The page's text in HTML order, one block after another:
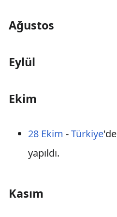
Ağustos
Eylül
Ekim
28 Ekim -Türkiye'de
yapıldı.
Kasım